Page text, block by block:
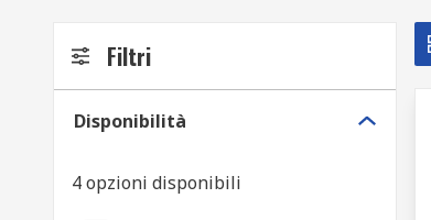
Filtri
Disponibilità
4 opzioni disponibili